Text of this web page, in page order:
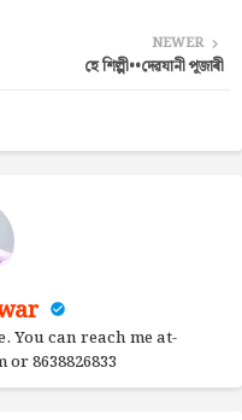
NEWER
হে শিল্পী••দেৱযানী পূজাৰী
can reach me at-
8638826833